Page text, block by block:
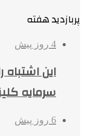
پربازدید هفته
4 روز پیش
این اشتباه
سرمایه
6 روز پیش